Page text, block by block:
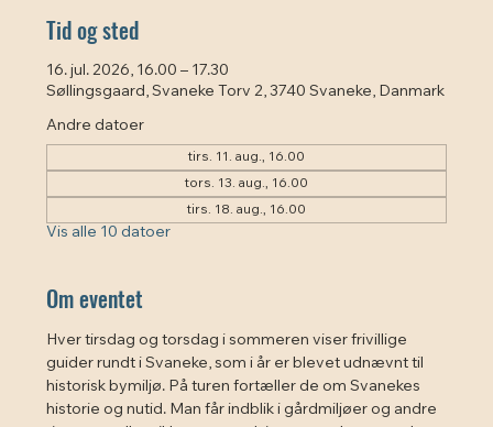
Tid og sted
16. jul. 2026, 16.00 – 17.30
Søllingsgaard, Svaneke Torv 2, 3740 Svaneke, Danmark
Andre datoer
tirs. 11. aug., 16.00
tors. 13. aug., 16.00
tirs. 18. aug., 16.00
Vis alle 10 datoer
Om eventet
Hver tirsdag og torsdag i sommeren viser frivillige
guider rundt i Svaneke, som i år er blevet udnævnt til
historisk bymiljø. På turen fortæller de om Svanekes
historie og nutid. Man får indblik i gårdmiljøer og andre